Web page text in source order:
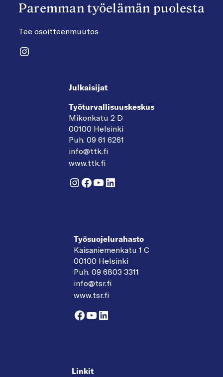
Paremman työelämän puolesta
Tee osoitteenmuutos
Instagram
Julkaisijat
Työturvallisuuskeskus
Mikonkatu 2 D
00100 Helsinki
Puh. 09 61 6261
info@ttk.fi
www.ttk.fi
Instagram
Facebook
YouTube
LinkedIn
Työsuojelurahasto
Kaisaniemenkatu 1 C
00100 Helsinki
Puh. 09 6803 3311
info@tsr.fi
www.tsr.fi
Facebook
YouTube
LinkedIn
Linkit